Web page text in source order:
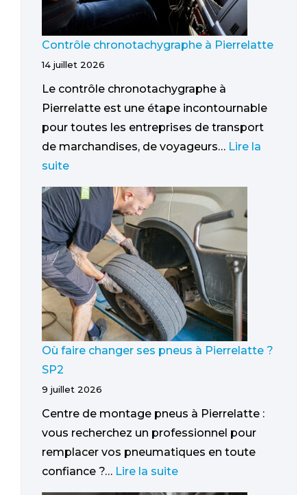
Contrôle chronotachygraphe à Pierrelatte
14 juillet 2026
Le contrôle chronotachygraphe à
Pierrelatte est une étape incontournable
pour toutes les entreprises de transport
de marchandises, de voyageurs… Lire la
suite
Où faire changer ses pneus à Pierrelatte ?
SP2
9 juillet 2026
Centre de montage pneus à Pierrelatte :
vous recherchez un professionnel pour
remplacer vos pneumatiques en toute
confiance ?… Lire la suite